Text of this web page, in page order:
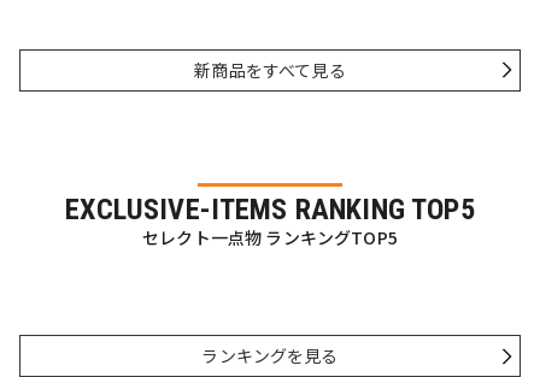
新商品をすべて見る
EXCLUSIVE-ITEMS RANKING TOP5
セレクト一点物 ランキングTOP5
ランキングを見る